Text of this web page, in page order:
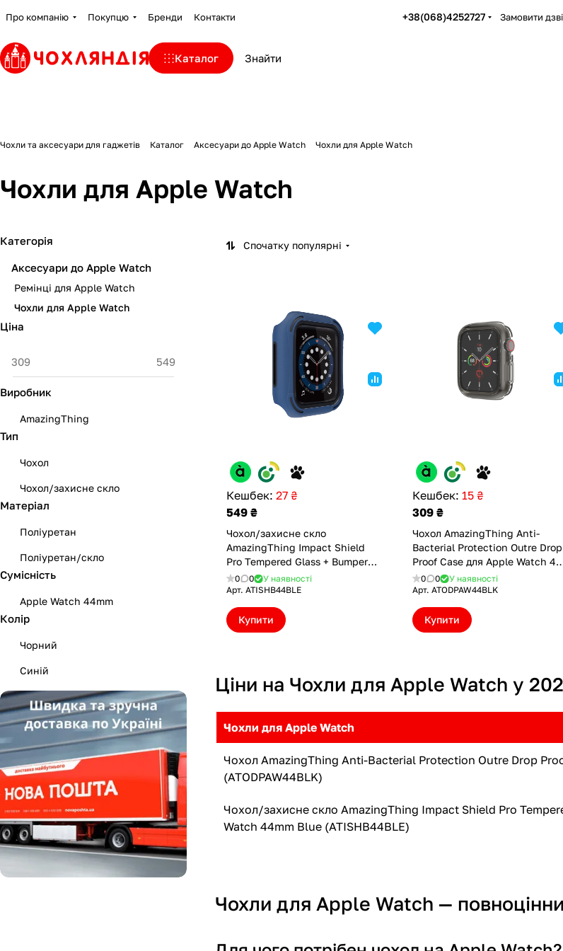
Про компанію Покупцю Бренди Контакти +38(068)4252727 Замовити
Каталог
Чохли та аксесуари для гаджетів Каталог Аксесуари до Apple Watch Чохли для Apple Watch
Чохли для Apple Watch
Спочатку популярні
Кешбек: 27 ₴
549 ₴
Чохол/захисне скло
AmazingThing Impact Shield
Pro Tempered Glass + Bumper
Protection для Apple Watch
44mm Blue (ATISHB44BLE)
0 0
У наявності
Арт. ATISHB44BLE
Купити
Кешбек: 15 ₴
309 ₴
Чохол AmazingThing Anti-
Bacterial Protection Outre Drop
Proof Case для Apple Watch 44
mm Black Clear
(ATODPAW44BLK)
0 0
У наявності
Арт. ATODPAW44BLK
Купити
Ціни на Чохли для Apple Watch у
Чохли для Apple Watch
Чохол AmazingThing Anti-Bacterial Protection Outre Drop
(ATODPAW44BLK)
Чохол/захисне скло AmazingThing Impact Shield Pro
Watch 44mm Blue (ATISHB44BLE)
Чохли для Apple Watch —
Категорія
Аксесуари до Apple Watch
Ремінці для Apple Watch
Чохли для Apple Watch
Ціна
Виробник
AmazingThing
Тип
Чохол
Чохол/захисне скло
Матеріал
Поліуретан
Поліуретан/скло
Сумісність
Apple Watch 44mm
Колір
Чорний
Синій